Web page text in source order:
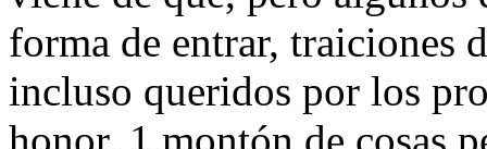
forma de entrar, traiciones
incluso queridos por los
honor, 1 montón de cosas